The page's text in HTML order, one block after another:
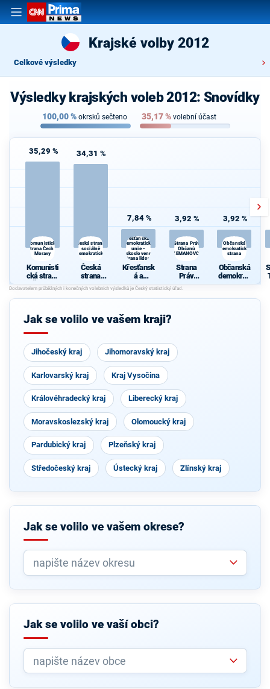
Krajské volby 2012
Celkové výsledky
Výsledky krajských voleb 2012: Snovídky
100,00% okrsků sečteno 35,17% volební účast
35,29 %
Komunistická
strana Čech a
Moravy
Komunisti
cká strana
Čech a
Moravy
34,31 %
Česká strana
sociálně
demokratická
Česká
strana
sociálně
demokrati
cká
7,84 %
Křesťanská a
demokratická
unie -
Československá
strana lidová
Křesťansk
á a
demokrati
cká unie -
Českoslov
strana
3,92 %
Strana Práv
Občanů
ZEMANOVCI
Strana
Práv
Občanů
ZEMANO
VCI
3,92 %
Občanská
demokratická
strana
Občanská
demokrati
cká strana
Jak se volilo ve vašem kraji?
Jihočeský kraj Jihomoravský kraj
Karlovarský kraj Kraj Vysočina
Královéhradecký kraj Liberecký kraj
Moravskoslezský kraj Olomoucký kraj
Pardubický kraj Plzeňský kraj
Středočeský kraj Ústecký kraj Zlínský kraj
Jak se volilo ve vašem okrese?
Jak se volilo ve vaší obci?